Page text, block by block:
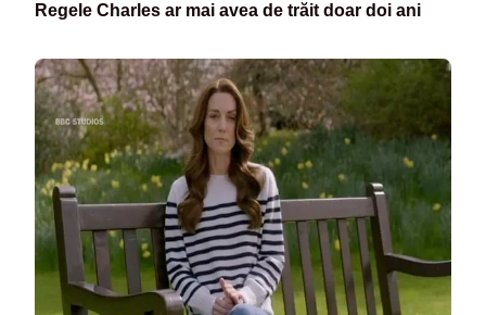
Regele Charles ar mai avea de trăit doar doi ani